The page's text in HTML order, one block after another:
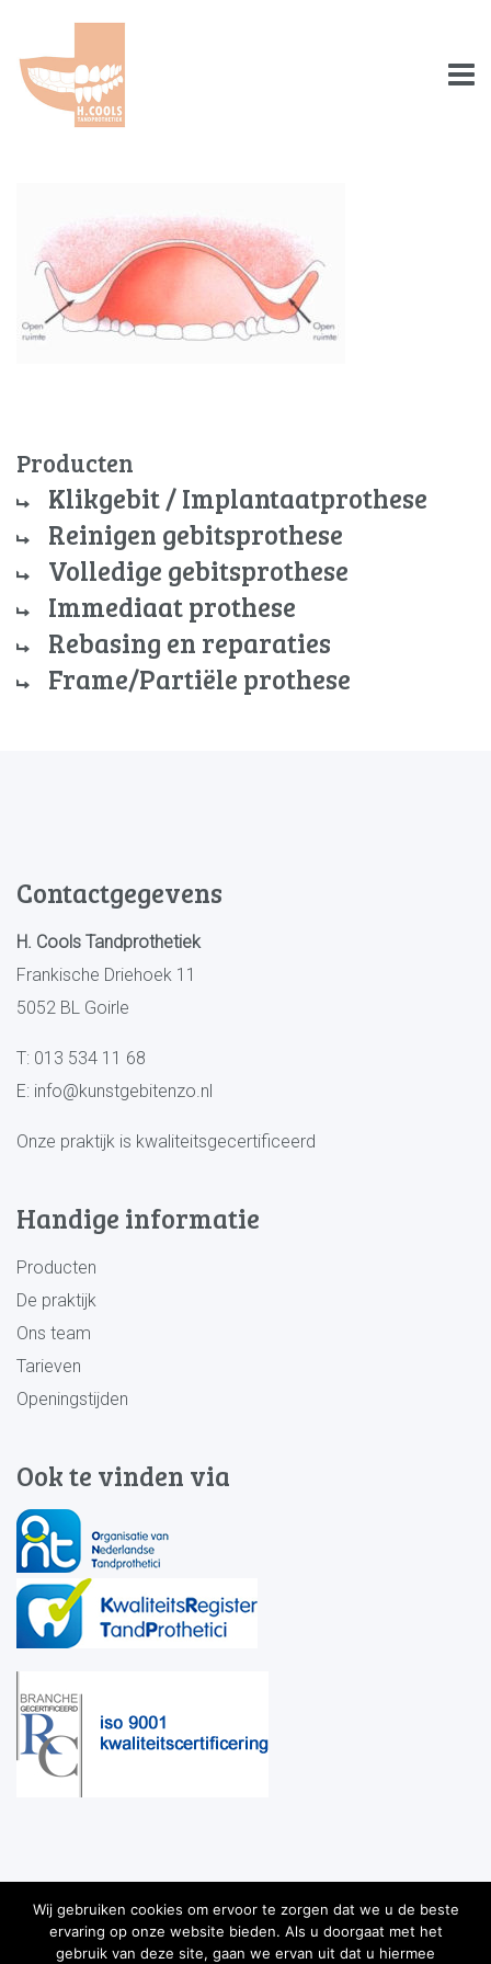
Producten
Klikgebit / Implantaatprothese
Reinigen gebitsprothese
Volledige gebitsprothese
Immediaat prothese
Rebasing en reparaties
Frame/Partiële prothese
Contactgegevens
H. Cools Tandprothetiek
Frankische Driehoek 11
5052 BL Goirle
T: 013 534 11 68
E: info@kunstgebitenzo.nl
Onze praktijk is kwaliteitsgecertificeerd
Handige informatie
Producten
De praktijk
Ons team
Tarieven
Openingstijden
Ook te vinden via
Wij gebruiken cookies om ervoor te zorgen dat we u de beste
ervaring op onze website bieden. Als u doorgaat met het
gebruik van deze site, gaan we ervan uit dat u hiermee